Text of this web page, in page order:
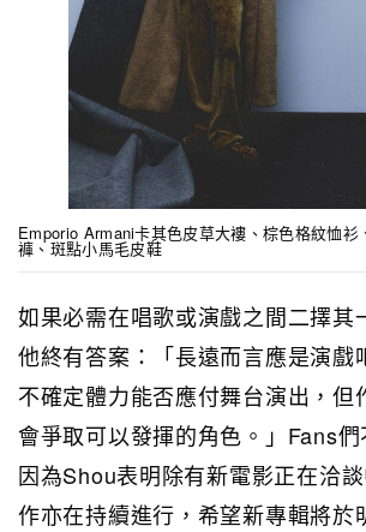
Emporio Armani卡其色皮草大褸、棕色格紋恤衫
褲、斑點小馬毛皮鞋
如果必需在唱歌或演戲之間二擇其
他終有答案：「長遠而言應是演戲
不確定體力能否應付舞台演出，但
會爭取可以發揮的角色。」Fans們
因為Shou表明除有新電影正在洽
作亦在持續進行，希望新專輯將於